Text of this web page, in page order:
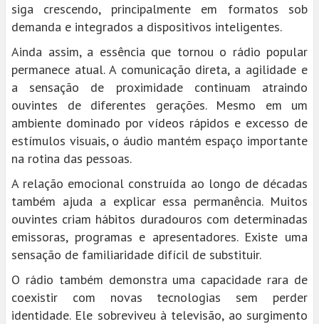
siga crescendo, principalmente em formatos sob
demanda e integrados a dispositivos inteligentes.
Ainda assim, a essência que tornou o rádio popular
permanece atual. A comunicação direta, a agilidade e
a sensação de proximidade continuam atraindo
ouvintes de diferentes gerações. Mesmo em um
ambiente dominado por vídeos rápidos e excesso de
estímulos visuais, o áudio mantém espaço importante
na rotina das pessoas.
A relação emocional construída ao longo de décadas
também ajuda a explicar essa permanência. Muitos
ouvintes criam hábitos duradouros com determinadas
emissoras, programas e apresentadores. Existe uma
sensação de familiaridade difícil de substituir.
O rádio também demonstra uma capacidade rara de
coexistir com novas tecnologias sem perder
identidade. Ele sobreviveu à televisão, ao surgimento